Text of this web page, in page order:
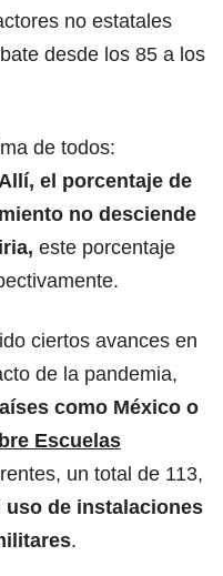
no estatales
desde los 85 a los
de todos:
el porcentaje de
no desciende
este porcentaje
ciertos avances en
de la pandemia,
como México o
Escuelas
un total de 113,
uso de instalaciones
.